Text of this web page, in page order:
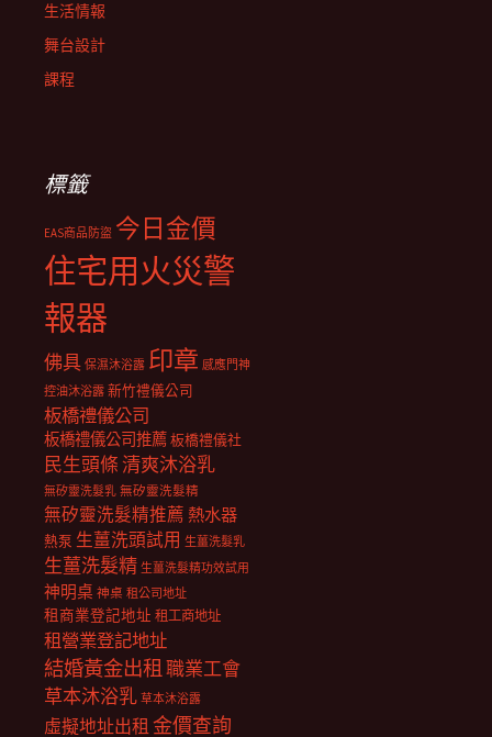
生活情報
舞台設計
課程
標籤
EAS商品防盜 今日金價
住宅用火災警
報器
佛具 保濕沐浴露 印章 感應門神
控油沐浴露 新竹禮儀公司
板橋禮儀公司
板橋禮儀公司推薦板橋禮儀社
民生頭條清爽沐浴乳
無矽靈洗髮乳 無矽靈洗髮精
無矽靈洗髮精推薦 熱水器
熱泵 生薑洗頭試用 生薑洗髮乳
生薑洗髮精 生薑洗髮精功效試用
神明桌 神桌 租公司地址
租商業登記地址 租工商地址
租營業登記地址
結婚黃金出租職業工會
草本沐浴乳 草本沐浴露
虛擬地址出租 金價查詢